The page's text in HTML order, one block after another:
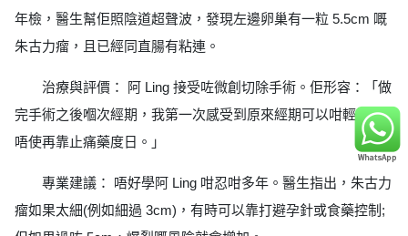
年檢，醫生幫佢照陰道超聲波，發現左邊卵巢有一粒 5.5cm 嘅
朱古力瘤，且已經同直腸有粘連。
治療與評價： 阿 Ling 接受咗微創切除手術。佢形容：「做
完手術之後嗰次經期，我第一次感受到原來經期可以咁輕鬆，
唔使再靠止痛藥度日。」
專業建議： 唔好學阿 Ling 咁忍咁多年。醫生指出，朱古力
瘤如果太細(例如細過 3cm)，有時可以靠打避孕針或食藥控制;